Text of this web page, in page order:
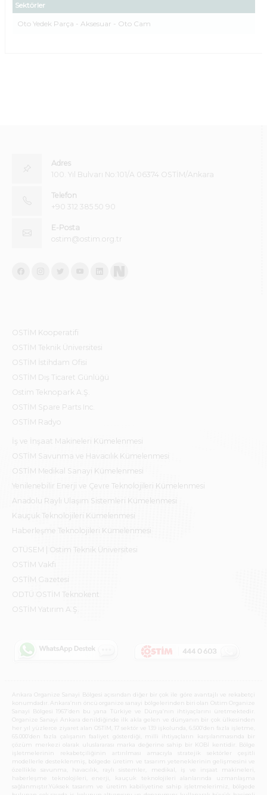
Sektörler
Oto Yedek Parça - Aksesuar - Oto Cam
Adres
100. Yıl Bulvarı No:101/A 06374 OSTİM/Ankara
Telefon
+90 312 385 50 90
E-Posta
ostim@ostim.org.tr
OSTİM Kooperatifi
OSTİM Teknik Üniversitesi
OSTİM İstihdam Ofisi
OSTİM Dış Ticaret Günlüğü
Ostim Teknopark A.Ş.
OSTİM Spare Parts Inc.
OSTİM Radyo
İş ve İnşaat Makineleri Kümelenmesi
OSTİM Savunma ve Havacılık Kümelenmesi
OSTİM Medikal Sanayi Kümelenmesi
Yenilenebilir Enerji ve Çevre Teknolojileri Kümelenmesi
Anadolu Raylı Ulaşım Sistemleri Kümelenmesi
Kauçuk Teknolojileri Kümelenmesi
Haberleşme Teknolojileri Kümelenmesi
OTÜSEM | Ostim Teknik Üniversitesi
OSTİM Vakfı
OSTİM Gazetesi
ODTÜ OSTİM Teknokent
OSTİM Yatırım A.Ş.
Ankara Organize Sanayi Bölgesi açısından diğer bir çok ile göre avantajlı ve rekabetçi
konumdadır. Ankara’nın öncü organize sanayi bölgelerinden biri olan Ostim Organize
Sanayi Bölgesi 1967’den bu yana Türkiye ve Dünya’nın ihtiyaçlarını üretmektedir.
Organize Sanayi Ankara denildiğinde ilk akla gelen ve dünyanın bir çok ülkesinden
her yıl yüzlerce ziyaret alan OSTİM, 17 sektör ve 139 işkolunda, 6.500’den fazla işletme,
65.000’den fazla çalışanın faaliyet gösterdiği, milli ihtiyaçların karşılanmasında bir
çözüm merkezi olarak uluslararası marka değerine sahip bir KOBİ kentidir. Bölge
işletmelerinin rekabetçiliğinin artırılması amacıyla stratejik sektörler çeşitli
modellerle desteklenmiş, bölgede üretim ve tasarım yeteneklerinin gelişmesini ve
özellikle savunma, havacılık, raylı sistemler, medikal, iş ve inşaat makineleri,
haberleşme teknolojileri, enerji, kauçuk teknolojileri alanlarında uzmanlaşma
sağlanmıştır.Yüksek tasarım ve üretim kabiliyetine sahip işletmelerimiz, bölgede